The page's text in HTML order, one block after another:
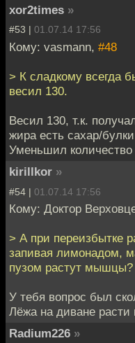
xor2times »
#53 | 01.07.14 17:56
Кому: vasmann, #48
> К сладкому всегда
весил 130.
Весил 130, т.к.
жира есть сахар/
Уменьшил
kirillkor »
#54 | 01.07.14 17:56
Кому: Доктор
> А при переизбытке
запивая лимонадом,
пузом растут мышцы?
У тебя вопрос был
Лёжа на диване расти
Radium226 »